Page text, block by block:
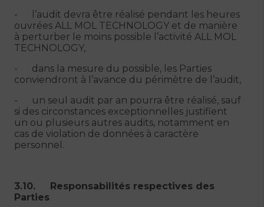
- l’audit devra être réalisé pendant les heures
ouvrées ALL MOL TECHNOLOGY et de manière
à perturber le moins possible l’activité ALL MOL
TECHNOLOGY,
- dans la mesure du possible, les Parties
conviendront à l’avance du périmètre de l’audit,
- un seul audit par an pourra être réalisé, sauf
si des circonstances exceptionnelles justifient
un ou plusieurs autres audits, notamment en
cas de violation de données à caractère
personnel.
3.10. Responsabilités respectives des
Parties